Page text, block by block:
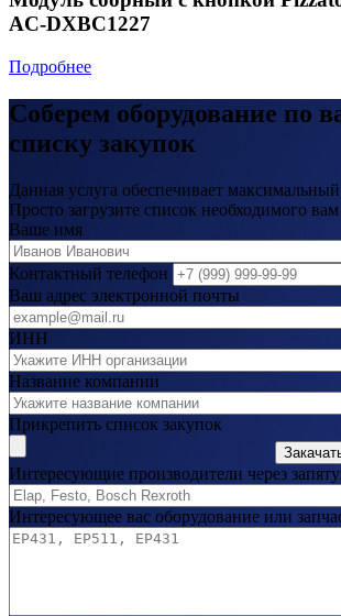
AC-DXBC1227
Подробнее
Соберем оборудование по
списку закупок
Данная услуга обеспечивает
Просто загрузите список необходимого
Ваше имя
Контактный телефон
Ваш адрес электронной почты
ИНН
Название компании
Прикрепить список закупок
Интересующие производители через
Интересующее вас оборудование или